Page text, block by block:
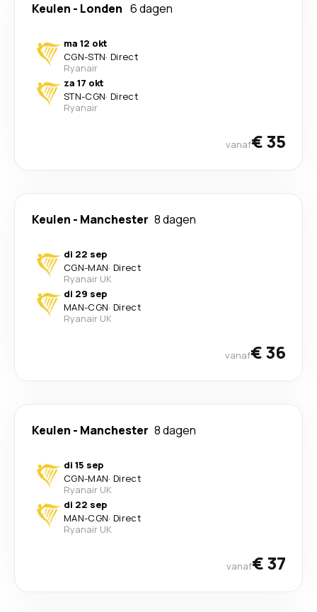
Keulen - Londen 6 dagen
ma 12 okt
CGN-STN· Direct
Ryanair
za 17 okt
STN-CGN· Direct
Ryanair
vanaf€ 35
Keulen - Manchester 8 dagen
di 22 sep
CGN-MAN· Direct
Ryanair UK
di 29 sep
MAN-CGN· Direct
Ryanair UK
vanaf€ 36
Keulen - Manchester 8 dagen
di 15 sep
CGN-MAN· Direct
Ryanair UK
di 22 sep
MAN-CGN· Direct
Ryanair UK
vanaf€ 37